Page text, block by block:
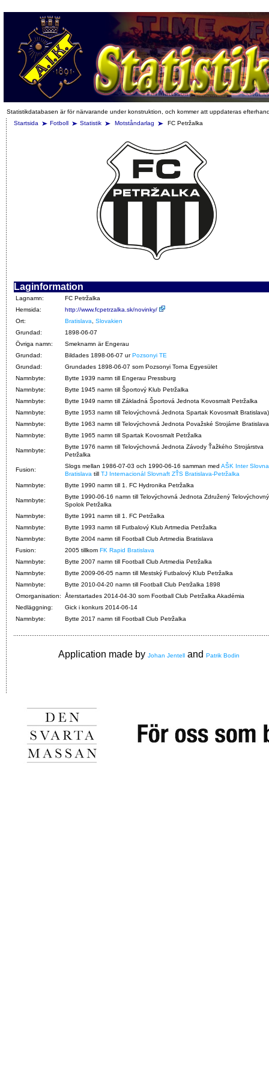
Statistikdatabasen är för närvarande under konstruktion, och kommer att uppdateras
Startsida
Fotboll Statistik Motståndarlag FC Petržalka
Laginformation
Lagnamn:
FC Petržalka
Hemsida:
http://www.fcpetrzalka.sk/novinky/
Ort:
Bratislava
Slovakien
Grundad:
1898-06-07
Övriga namn:
Smeknamn är Engerau
Grundad:
Bildades 1898-06-07 urPozsonyi TE
Grundad:
Grundades 1898-06-07 som Pozsonyi Torna Egyesület
Namnbyte:
Bytte 1939 namn till Engerau Pressburg
Namnbyte:
Bytte 1945 namn till Športový Klub Petržalka
Namnbyte:
Bytte 1949 namn till Základná Športová Jednota Kovosmalt Petržalka
Namnbyte:
Bytte 1953 namn till Telovýchovná Jednota Spartak Kovosmalt Bratislava)
Namnbyte:
Bytte 1963 namn till Telovýchovná Jednota Považské Strojárne Bratislava
Namnbyte:
Bytte 1965 namn till Spartak Kovosmalt Petržalka
Namnbyte:
Bytte 1976 namn till Telovýchovná Jednota Závody Ťažkého Strojárstva
Petržalka
Fusion:
Slogs mellan 1986-07-03 och 1990-06-16 samman med AŠK Inter
Bratislava till TJ Internacionál Slovnaft ZŤS Bratislava-Petržalka
Namnbyte:
Bytte 1990 namn till 1. FC Hydronika Petržalka
Namnbyte:
Bytte 1990-06-16 namn till Telovýchovná Jednota Združený Telovýchovný
Spolok Petržalka
Namnbyte:
Bytte 1991 namn till 1. FC Petržalka
Namnbyte:
Bytte 1993 namn till Futbalový Klub Artmedia Petržalka
Namnbyte:
Bytte 2004 namn till Football Club Artmedia Bratislava
Fusion:
2005 tillkom FK Rapid Bratislava
Namnbyte:
Bytte 2007 namn till Football Club Artmedia Petržalka
Namnbyte:
Bytte 2009-06-05 namn till Mestský Futbalový Klub Petržalka
Namnbyte:
Bytte 2010-04-20 namn till Football Club Petržalka 1898
Omorganisation:
Återstartades 2014-04-30 som Football Club Petržalka Akadémia
Nedläggning:
Gick i konkurs 2014-06-14
Namnbyte:
Bytte 2017 namn till Football Club Petržalka
Application made by Johan Jentell and Patrik Bodin